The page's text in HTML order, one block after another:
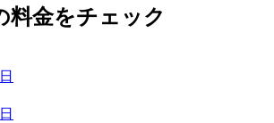
料金をチェック